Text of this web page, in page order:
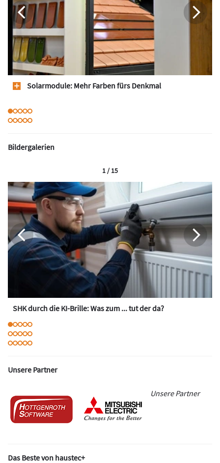
Solarmodule: Mehr Farben fürs Denkmal
Bildergalerien
SHK durch die KI-Brille: Was zum ... tut der da?
1 / 15
Unsere Partner
Unsere Partner
Das Beste von haustec+